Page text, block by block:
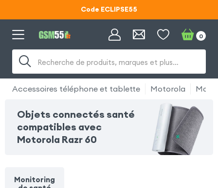
Code ECLIPSE55
Lunettes d'éclipse OFFERTES
Recherche de produits, marques et plus…
0
Accessoires téléphone et tablette Motorola
Objets connectés santé
compatibles avec
Motorola Razr 60
Monitoring